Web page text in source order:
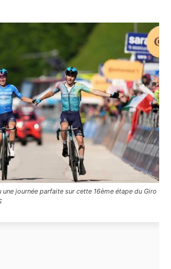
une journée parfaite sur cette 16ème étape du Giro